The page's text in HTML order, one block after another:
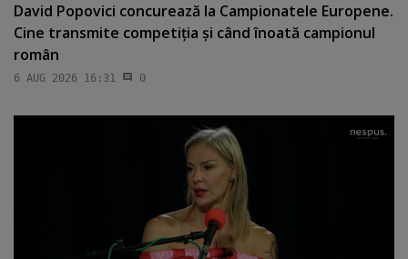
David Popovici concurează la Campionatele Europene.
Cine transmite competiţia şi când înoată campionul
român
6 AUG 2026 16:31 0